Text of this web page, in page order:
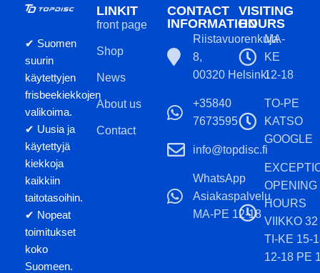
✔ Suomen
suurin
käytettyjen
frisbeekiekkojen
valikoima.
✔ Uusia ja
käytettyjä
kiekkoja
kaikkiin
taitotasoihin.
✔ Nopeat
toimitukset
koko
Suomeen.
LINKIT
front page
Shop
News
About us
Contact
CONTACT
INFORMATION
Riistavuorenkuja
8,
00320 Helsinki
+35840
7673595
info@topdisc.fi
WhatsApp
Asiakaspalvelu
MA-PE 12-18
VISITING
HOURS
MA-
KE
12-18
TO-PE
KATSO
GOOGLE
OPENING
HOURS
VIIKKO 32
TI-KE 15-
12-18 PE